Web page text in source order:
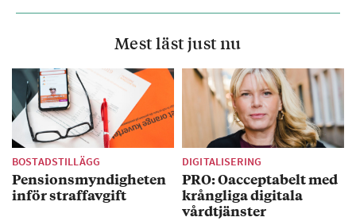
Mest läst just nu
BOSTADSTILLÄGG
Pensionsmyndigheten
inför straffavgift
DIGITALISERING
PRO: Oacceptabelt med
krångliga digitala
vårdtjänster